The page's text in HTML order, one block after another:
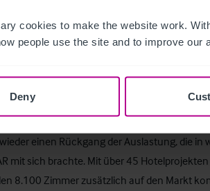
cookies to make the website work.
people use the site and to improve our
Deny
um rund 8.300 Zimmer erweitern,
einer stärkeren Nachfrage auszugehen“,
und Freizeitreisende gleichermaßen
auf. 2016 verzeichnete
einen Rückgang der Auslastung, die in
mit sich brachte. Mit über 45
8.100 Zimmer zusätzlich auf den Markt